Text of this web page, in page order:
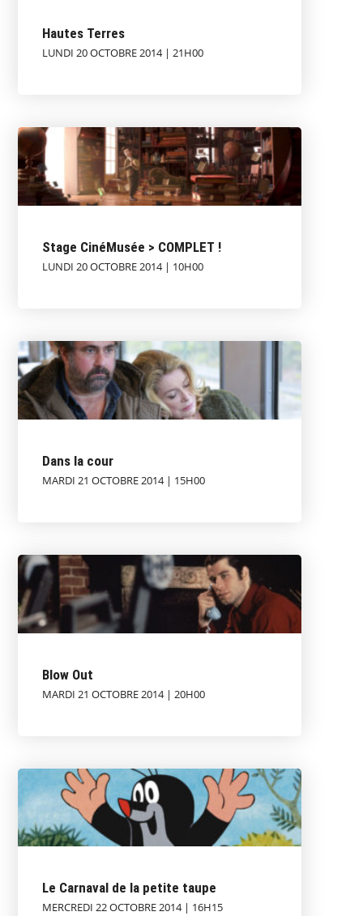
Hautes Terres
LUNDI 20 OCTOBRE 2014 | 21H00
Stage CinéMusée > COMPLET !
LUNDI 20 OCTOBRE 2014 | 10H00
Dans la cour
MARDI 21 OCTOBRE 2014 | 15H00
Blow Out
MARDI 21 OCTOBRE 2014 | 20H00
Le Carnaval de la petite taupe
MERCREDI 22 OCTOBRE 2014 | 16H15